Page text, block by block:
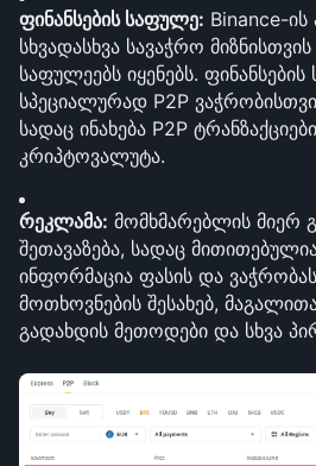
ფინანსების საფულე: Binance-ის
სხვადასხვა სავაჭრო
საფულეებს იყენებს.
სპეციალურად P2P
სადაც ინახება P2P
კრიპტოვალუტა.
რეკლამა: მომხმარებლის მიერ
შეთავაზება, სადაც
ინფორმაცია ფასის და
მოთხოვნების შესახებ,
გადახდის მეთოდები და სხვა